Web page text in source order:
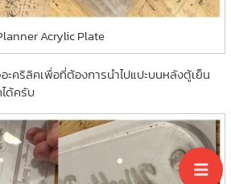
Acrylic Plate
คริลิคเพื่อที่ต้องการนำไปแปะบนหลังตู้เย็น
ด้ครับ